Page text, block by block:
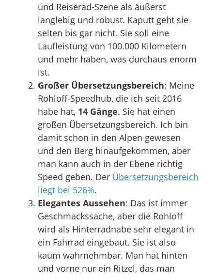
und Reiserad-Szene als äußerst
langlebig und robust. Kaputt geht sie
selten bis gar nicht. Sie soll eine
Laufleistung von 100.000 Kilometern
und mehr haben, was durchaus enorm
ist.
Großer Übersetzungsbereich: Meine
Rohloff-Speedhub, die ich seit 2016
habe hat, 14 Gänge. Sie hat einen
großen Übersetzungsbereich. Ich bin
damit schon in den Alpen gewesen
und den Berg hinaufgekommen, aber
man kann auch in der Ebene richtig
Speed geben. Der Übersetzungsbereich
liegt bei 526%.
Elegantes Aussehen: Das ist immer
Geschmackssache, aber die Rohloff
wird als Hinterradnabe sehr elegant in
ein Fahrrad eingebaut. Sie ist also
kaum wahrnehmbar. Man hat hinten
und vorne nur ein Ritzel, das man